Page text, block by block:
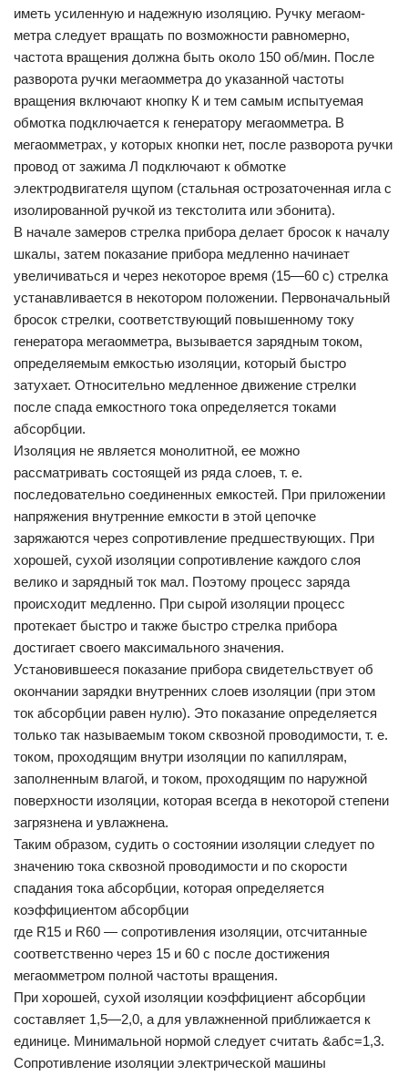
иметь усиленную и надежную изоляцию. Ручку мегаом-
метра следует вращать по возможности равномерно,
частота вращения должна быть около 150 об/мин. После
разворота ручки мегаомметра до указанной частоты
вращения включают кнопку К и тем самым испытуемая
обмотка подключается к генератору мегаомметра. В
мегаомметрах, у которых кнопки нет, после разворота ручки
провод от зажима Л подключают к обмотке
электродвигателя щупом (стальная острозаточенная игла с
изолированной ручкой из текстолита или эбонита).
В начале замеров стрелка прибора делает бросок к началу
шкалы, затем показание прибора медленно начинает
увеличиваться и через некоторое время (15—60 с) стрелка
устанавливается в некотором положении. Первоначальный
бросок стрелки, соответствующий повышенному току
генератора мегаомметра, вызывается зарядным током,
определяемым емкостью изоляции, который быстро
затухает. Относительно медленное движение стрелки
после спада емкостного тока определяется токами
абсорбции.
Изоляция не является монолитной, ее можно
рассматривать состоящей из ряда слоев, т. е.
последовательно соединенных емкостей. При приложении
напряжения внутренние емкости в этой цепочке
заряжаются через сопротивление предшествующих. При
хорошей, сухой изоляции сопротивление каждого слоя
велико и зарядный ток мал. Поэтому процесс заряда
происходит медленно. При сырой изоляции процесс
протекает быстро и также быстро стрелка прибора
достигает своего максимального значения.
Установившееся показание прибора свидетельствует об
окончании зарядки внутренних слоев изоляции (при этом
ток абсорбции равен нулю). Это показание определяется
только так называемым током сквозной проводимости, т. е.
током, проходящим внутри изоляции по капиллярам,
заполненным влагой, и током, проходящим по наружной
поверхности изоляции, которая всегда в некоторой степени
загрязнена и увлажнена.
Таким образом, судить о состоянии изоляции следует по
значению тока сквозной проводимости и по скорости
спадания тока абсорбции, которая определяется
коэффициентом абсорбции
где R15 и R60 — сопротивления изоляции, отсчитанные
соответственно через 15 и 60 с после достижения
мегаомметром полной частоты вращения.
При хорошей, сухой изоляции коэффициент абсорбции
составляет 1,5—2,0, а для увлажненной приближается к
единице. Минимальной нормой следует считать &абс=1,3.
Сопротивление изоляции электрической машины